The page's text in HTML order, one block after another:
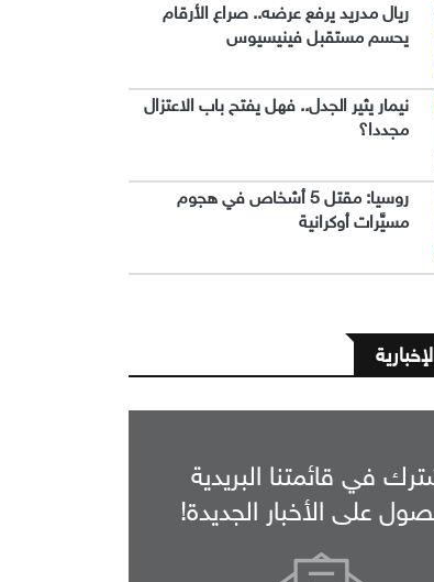
ريال مدريد يرفع عرضه.. صراع الأرقام
يحسم مستقبل فينيسيوس
نيمار يثير الجدل.. فهل يفتح باب الاعتزال
مجددا؟
روسيا: مقتل 5 أشخاص في هجوم
مسيَّرات أوكرانية
في قائمتنا البريدية
على الأخبار الجديدة!